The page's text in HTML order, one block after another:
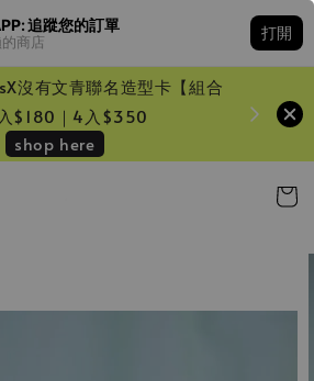
追蹤您的訂單
商店
打開
沒有文青聯名造型卡【組合
$180｜4入$350
shop here